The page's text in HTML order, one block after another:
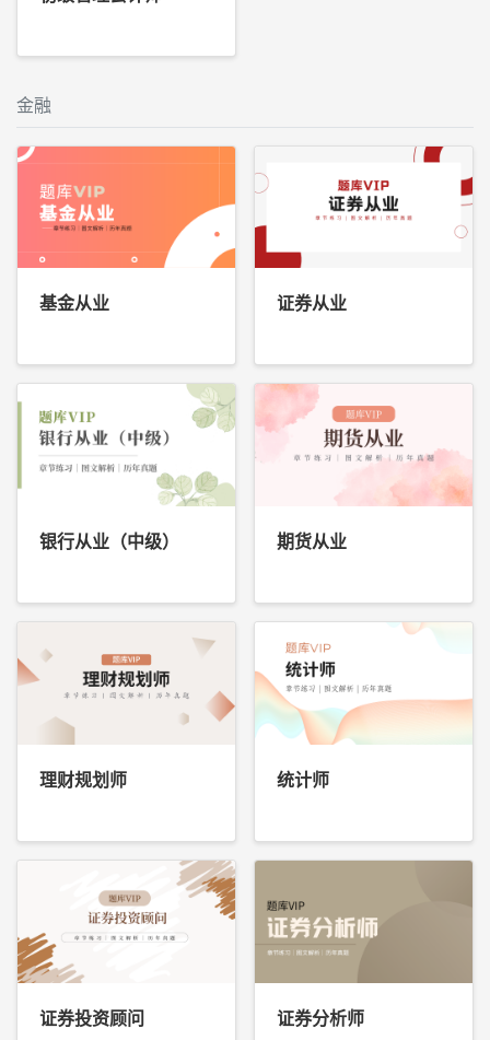
金融
基金从业 证券从业
银行从业（中级） 期货从业
理财规划师 统计师
证券投资顾问 证券分析师